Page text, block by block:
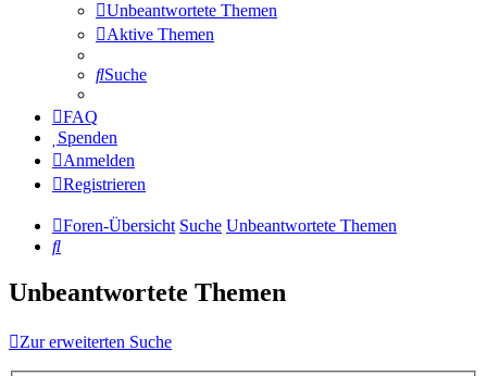
Unbeantwortete Themen
Aktive Themen
Suche
FAQ
Spenden
Anmelden
Registrieren
Foren-Übersicht Suche Unbeantwortete Themen
Suche
Unbeantwortete Themen
Zur erweiterten Suche